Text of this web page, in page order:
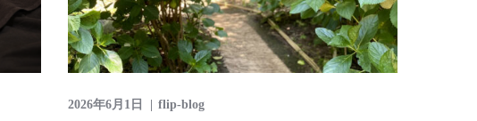
2026年6月1日 flip-blog